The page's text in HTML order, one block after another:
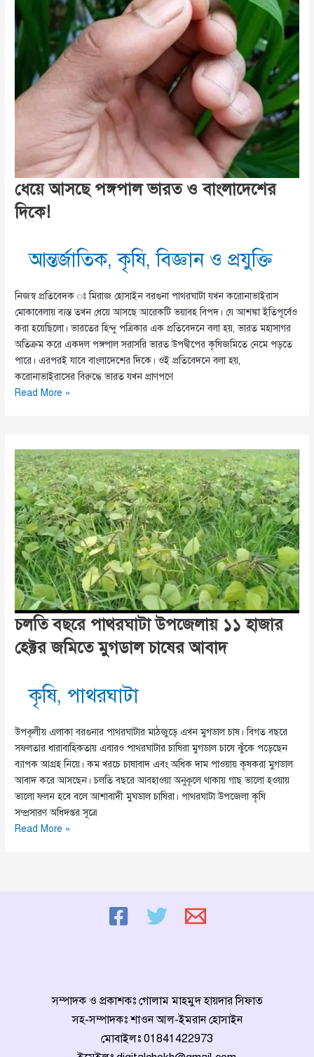
ধেয়ে আসছে পঙ্গপাল ভারত ও বাংলাদেশের
দিকে!
আন্তর্জাতিক,কৃষি,বিজ্ঞান ও প্রযুক্তি
নিজস্ব প্রতিবেদক ঃ মিরাজ হোসাইন বরগুনা পাথরঘাটা যখন করোনাভাইরাস
মোকাবেলায় ব্যস্ত তখন ধেয়ে আসছে আরেকটি ভয়াবহ বিপদ। যে আশঙ্কা ইতিপূর্বেও
করা হয়েছিলো। ভারতের হিন্দু পত্রিকার এক প্রতিবেদনে বলা হয়, ভারত মহাসাগর
অতিক্রম করে একদল পঙ্গপাল সরাসরি ভারত উপদ্বীপের কৃষিজমিতে নেমে পড়তে
পারে। এরপরই যাবে বাংলাদেশের দিকে। ওই প্রতিবেদনে বলা হয়,
করোনাভাইরাসের বিরুদ্ধে ভারত যখন প্রাণপণে
ধেয়ে
ও
বাংলাদেশের
দিকে!
Read More »
চলতি বছরে পাথরঘাটা উপজেলায় ১১ হাজার
হেক্টর জমিতে মুগডাল চাষের আবাদ
কৃষি, পাথরঘাটা
উপকূলীয় এলাকা বরগুনার পাথরঘাটার মাঠজুড়ে এখন মুগডাল চাষ। বিগত বছরে
সফলতার ধারাবাহিকতায় এবারও পাথরঘাটার চাষিরা মুগডাল চাষে ঝুঁকে পড়েছেন
ব্যাপক আগ্রহ নিয়ে। কম খরচে চাষাবাদ এবং অধিক দাম পাওয়ায় কৃষকরা মুগডাল
আবাদ করে আসছেন। চলতি বছরে আবহাওয়া অনুকূলে থাকায় গাছ ভালো হওয়ায়
ভালো ফলন হবে বলে আশাবাদী মুঘডাল চাষিরা। পাথরঘাটা উপজেলা কৃষি
সম্প্রসারণ অধিদপ্তর সূত্রে
চলতি
Read More »
সম্পাদক ও প্রকাশকঃ গোলাম মাহমুদ হায়দার সিফাত
সহ-সম্পাদকঃ শাওন আল-ইমরান হোসাইন
মোবাইলঃ 01841422973